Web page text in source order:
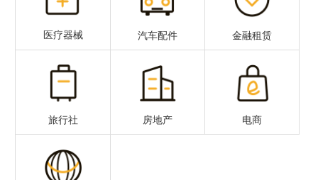
医疗器械 汽车配件 金融租赁
旅行社 房地产 电商